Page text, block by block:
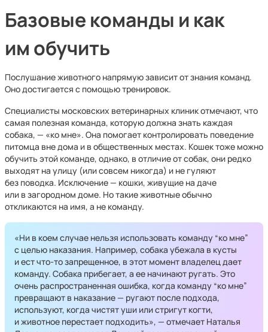
Базовые команды и как
им обучить
Послушание животного напрямую зависит от знания команд.
Оно достигается с помощью тренировок.
Специалисты московских ветеринарных клиник отмечают, что
самая полезная команда, которую должна знать каждая
собака, — «ко мне». Она помогает контролировать поведение
питомца вне дома и в общественных местах. Кошек тоже можно
обучить этой команде, однако, в отличие от собак, они редко
выходят на улицу (или совсем никогда) и не гуляют
без поводка. Исключение — кошки, живущие на даче
или в загородном доме. Но такие животные обычно
откликаются на имя, а не команду.
«Ни в коем случае нельзя использовать команду “ко мне”
с целью наказания. Например, собака убежала в кусты
и ест что-то запрещенное, в этот момент владелец дает
команду. Собака прибегает, а ее начинают ругать. Это
очень распространенная ошибка, когда команду “ко мне”
превращают в наказание — ругают после подхода,
используют, когда чистят уши или стригут когти,
и животное перестает подходить», — отмечает Наталья